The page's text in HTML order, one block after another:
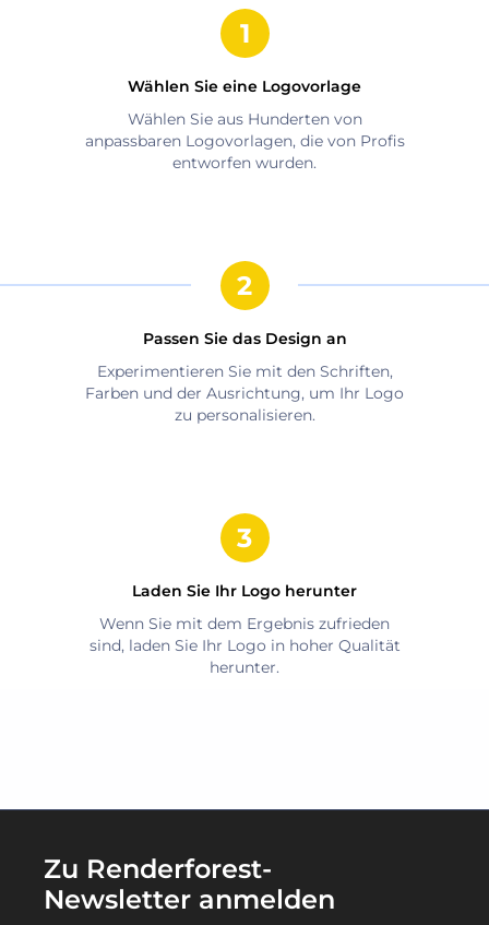
Wählen Sie eine Logovorlage
Wählen Sie aus Hunderten von
anpassbaren Logovorlagen, die von Profis
entworfen wurden.
Passen Sie das Design an
Experimentieren Sie mit den Schriften,
Farben und der Ausrichtung, um Ihr Logo
zu personalisieren.
Laden Sie Ihr Logo herunter
Wenn Sie mit dem Ergebnis zufrieden
sind, laden Sie Ihr Logo in hoher Qualität
herunter.
Zu Renderforest-
Newsletter anmelden